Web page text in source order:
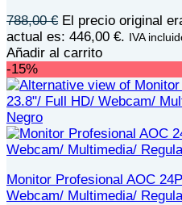
788,00€ El precio original
actual es: 446,00 €. IVA
Añadir al carrito
-15%
Monitor Profesional AOC
Webcam/ Multimedia/